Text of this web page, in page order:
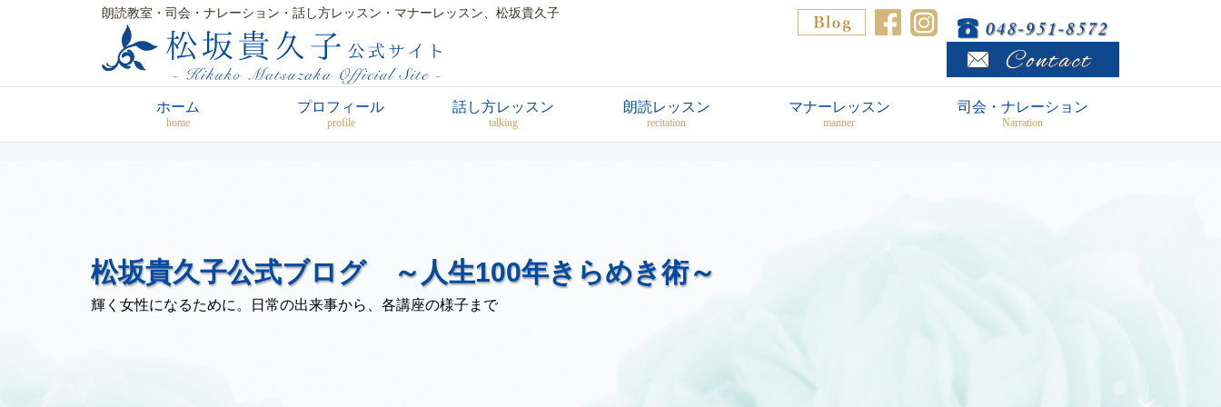
朗読教室・司会・ナレーション・話し方レッスン・マナーレッスン、松坂貴久子
ホーム
home
プロフィール
profile
話し方レッスン
talking
朗読レッスン
recitation
マナーレッスン
manner
司会・ナレーション
Narration
松坂貴久子公式ブログ ～人生100年きらめき術～
輝く女性になるために。日常の出来事から、各講座の様子まで